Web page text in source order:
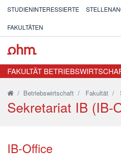
STUDIENINTERESSIERTE
FAKULTÄTEN
FAKULTÄT
/ Betriebswirtschaft / Fakultät /
Sekretariat IB (IB-
IB-Office